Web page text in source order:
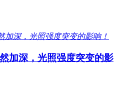
加深，光照强度突变的影